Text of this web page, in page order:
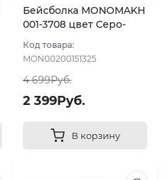
Бейсболка MONOMAKH
001-3708 цвет Серо-
Код товара:
MON00200151325
4 699Руб.
2 399Руб.
В корзину